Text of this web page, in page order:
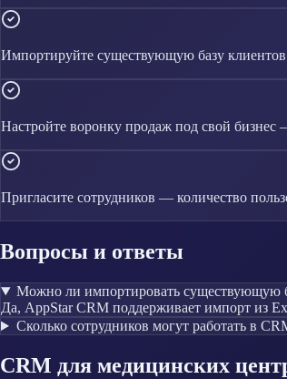
Импортируйте существующую базу
Настройте воронку продаж под свой бизнес
Пригласите сотрудников — количество
Вопросы и ответы
Можно ли импортировать существующую
Да, AppStar CRM поддерживает импорт из
Сколько сотрудников могут работать в
CRM для медицинских